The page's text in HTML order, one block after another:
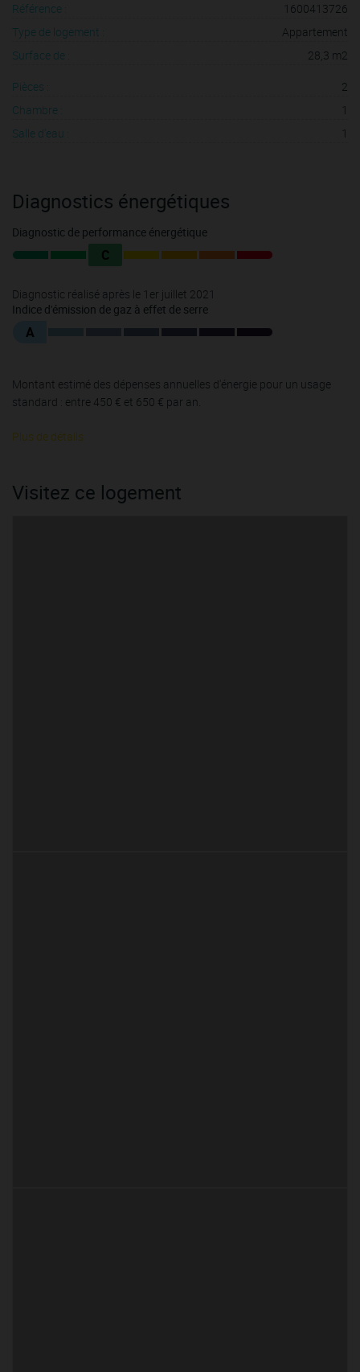
Référence :
1600413726
Type de logement :
Appartement
Surface de :
28,3 m2
Pièces :
2
Chambre :
1
Salle d'eau :
1
Diagnostics énergétiques
Diagnostic de performance énergétique
C
Diagnostic réalisé après le 1er juillet 2021
Indice d'émission de gaz à effet de serre
A
Montant estimé des dépenses annuelles d'énergie pour un usage
standard : entre 450 € et 650 € par an.
Plus de détails
Visitez ce logement